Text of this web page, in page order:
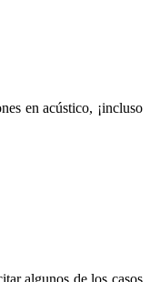
en acústico, ¡incluso
algunos de los casos